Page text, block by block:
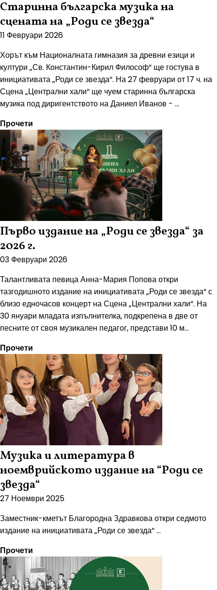
Старинна българска музика на
сцената на „Роди се звезда“
11 Февруари 2026
Хорът към Националната гимназия за древни езици и
култури „Св. Константин-Кирил Философ“ ще гостува в
инициативата „Роди се звезда“. На 27 февруари от 17 ч. на
Сцена „Централни хали“ ще чуем старинна българска
музика под диригентството на Даниел Иванов - ...
Прочети
Първо издание на „Роди се звезда“ за
2026 г.
03 Февруари 2026
Талантливата певица Анна-Мария Попова откри
тазгодишното издание на инициативата „Роди се звезда“ с
близо едночасов концерт на Сцена „Централни хали“. На
30 януари младата изпълнителка, подкрепена в две от
песните от своя музикален педагог, представи 10 м...
Прочети
Музика и литература в
ноемврийското издание на “Роди се
звезда“
27 Ноември 2025
Заместник-кметът Благородна Здравкова откри седмото
издание на инициативата „Роди се звезда“ ...
Прочети